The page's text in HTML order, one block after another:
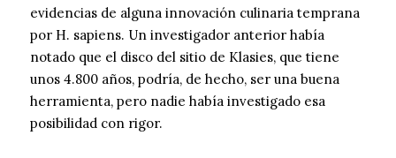
evidencias de alguna innovación culinaria temprana
por H. sapiens. Un investigador anterior había
notado que el disco del sitio de Klasies, que tiene
unos 4.800 años, podría, de hecho, ser una buena
herramienta, pero nadie había investigado esa
posibilidad con rigor.